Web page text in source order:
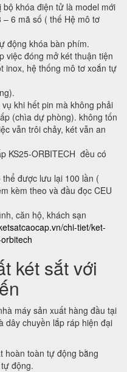
khóa điện tử là model mới
6 mã số ( thế Hệ mô tơ
động khóa bàn phím.
việc đóng mở két thuận tiện
inox, hệ thống mô tơ xoắn tự
khi hết pin mà không phải
(chìa dự phòng). không tốn
vẫn trôi chảy, két vẫn an
KS25-ORBITECH đều có
được lưu lại 100 lần (
kèm theo và đầu đọc CEU
căn hộ, khách sạn
chi-tiet/ket-
két sắt với
máy sản xuất hàng đầu tại
dây chuyền lắp ráp hiện đại
hoàn toàn tự động bằng
động.